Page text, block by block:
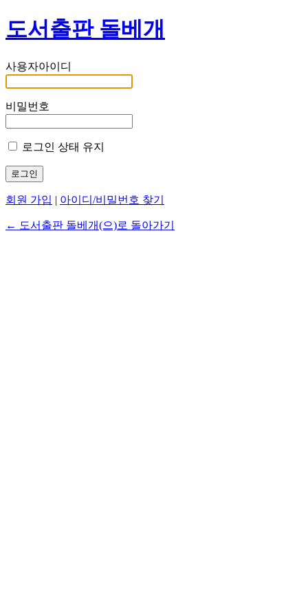
도서출판 돌베개
사용자아이디
비밀번호
로그인 상태 유지
회원 가입 | 아이디/비밀번호 찾기
← 도서출판 돌베개(으)로 돌아가기